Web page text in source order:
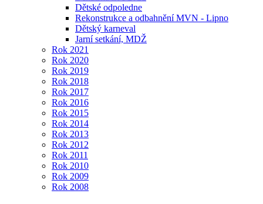
Dětské odpoledne
Rekonstrukce a odbahnění MVN - Lipno
Dětský karneval
Jarní setkání, MDŽ
Rok 2021
Rok 2020
Rok 2019
Rok 2018
Rok 2017
Rok 2016
Rok 2015
Rok 2014
Rok 2013
Rok 2012
Rok 2011
Rok 2010
Rok 2009
Rok 2008